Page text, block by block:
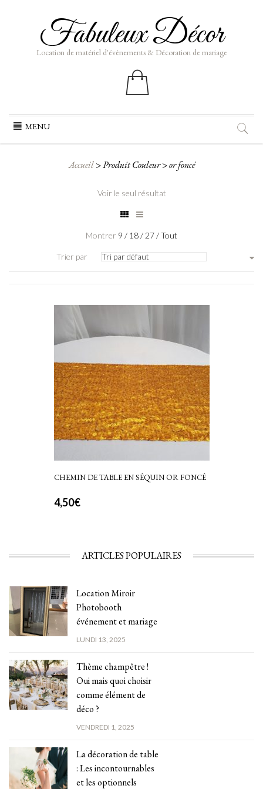
Fabuleux Décor
Location de matériel d'évènements & Décoration de mariage
Aller
contenu
MENU
Accueil>Produit Couleur>or foncé
Voir le seul résultat
Montrer 9 / 18/ 27/Tout
Trier par Tri par défaut
CHEMIN DE TABLE EN SÉQUIN OR FONCÉ
4,50€
ARTICLES POPULAIRES
Location Miroir
Photobooth
événement et mariage
LUNDI 13, 2025
Thème champêtre !
Oui mais quoi choisir
comme élément de
déco ?
VENDREDI 1, 2025
La décoration de table
: Les incontournables
et les optionnels